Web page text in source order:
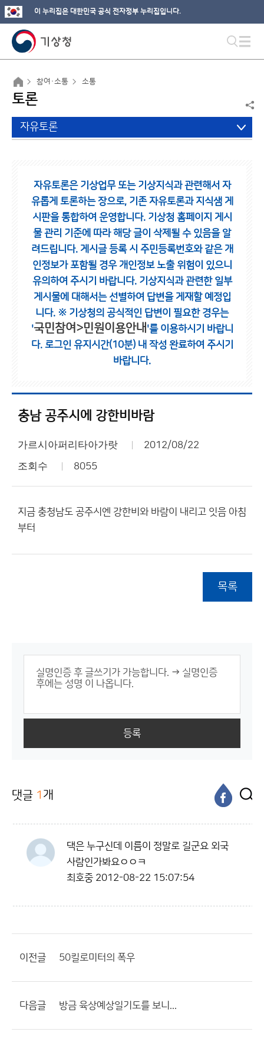
이 누리집은 대한민국 공식 전자정부 누리집입니다.
참여·소통 소통
토론
자유토론
자유토론은 기상업무 또는 기상지식과 관련해서 자
유롭게 토론하는 장으로, 기존 자유토론과 지식샘 게
시판을 통합하여 운영합니다. 기상청 홈페이지 게시
물 관리 기준에 따라 해당 글이 삭제될 수 있음을 알
려드립니다. 게시글 등록 시 주민등록번호와 같은 개
인정보가 포함될 경우 개인정보 노출 위험이 있으니
유의하여 주시기 바랍니다. 기상지식과 관련한 일부
게시물에 대해서는 선별하여 답변을 게재할 예정입
니다. ※ 기상청의 공식적인 답변이 필요한 경우는
'국민참여>민원이용안내 '를 이용하시기 바랍니
다. 로그인 유지시간(10분) 내 작성 완료하여 주시기
바랍니다.
충남 공주시에 강한비바람
가르시아퍼리타아가랏 2012/08/22
조회수 8055
지금 충청남도 공주시엔 강한비와 바람이 내리고 잇음 아침
부터
목록
등록
댓글 1 개
댁은 누구신데 이름이 정말로 길군요 외국
사람인가봐요ㅇㅇㅋ
최호중 2012-08-22 15:07:54
이전글 50킬로미터의 폭우
다음글 방금 육상예상일기도를 보니...